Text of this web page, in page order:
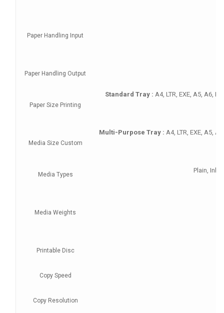
Paper Handling Input
Paper Handling Output
Paper Size Printing
Standard Tray : A4, LTR, EXE, A5, A6,
Media Size Custom
Multi-Purpose Tray : A4, LTR, EXE, A5,
Media Types
Plain,
Media Weights
Printable Disc
Copy Speed
Copy Resolution